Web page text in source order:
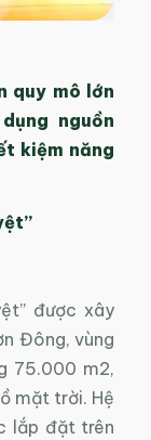
quy mô lớn
nguồn
kiệm năng
được xây
Đông, vùng
75.000 m2,
mặt trời. Hệ
lắp đặt trên